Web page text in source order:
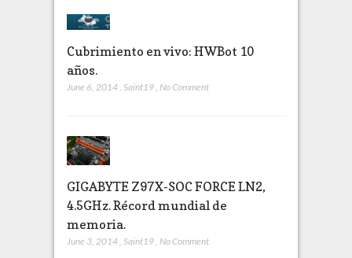
Cubrimiento en vivo: HWBot 10
años.
June 6, 2014, Saint19, No Comment
GIGABYTE Z97X-SOC FORCE LN2,
4.5GHz. Récord mundial de
memoria.
June 3, 2014 Saint19 No Comment